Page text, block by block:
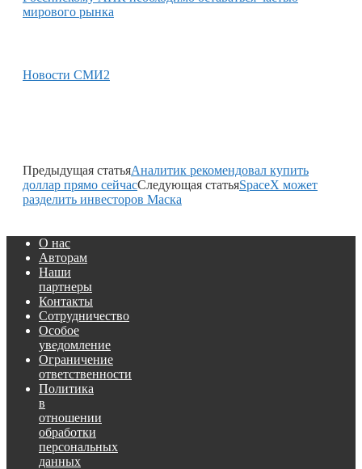
мирового рынка
Новости СМИ2
Предыдущая статьяАналитик рекомендовал купить
доллар прямо сейчасСледующая статьяSpaceX может
разделить инвесторов Маска
О нас
Авторам
Наши
партнеры
Контакты
Сотрудничество
Особое
уведомление
Ограничение
ответственности
Политика
в
отношении
обработки
персональных
данных